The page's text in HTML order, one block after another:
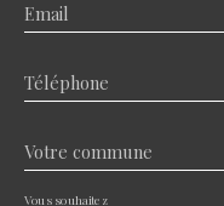
Email
Téléphone
Votre commune
Vous souhaitez